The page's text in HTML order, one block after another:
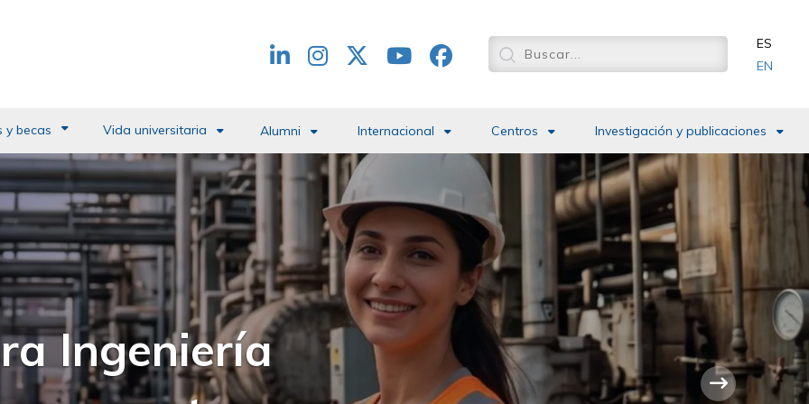
Redes
ES
EN
y becas Vida universitaria Alumni Internacional Centros Investigación y publicaciones
Campus de la